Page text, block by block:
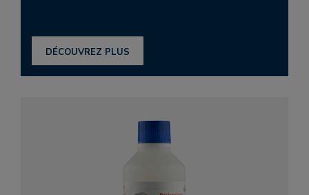
DÉCOUVREZ PLUS